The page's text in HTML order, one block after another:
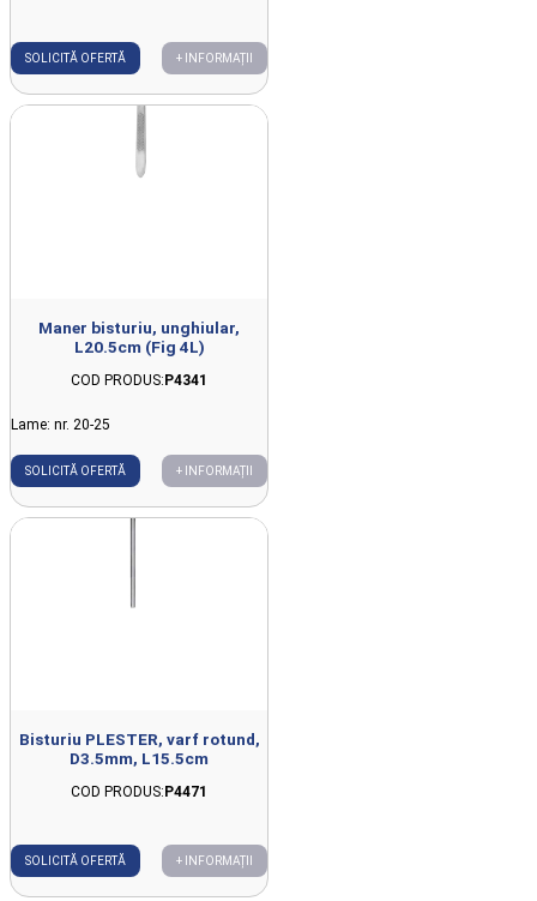
SOLICITĂ OFERTĂ + INFORMAȚII
Maner bisturiu, unghiular,
L20.5cm (Fig 4L)
COD PRODUS:P4341
Lame: nr. 20-25
SOLICITĂ OFERTĂ + INFORMAȚII
Bisturiu PLESTER, varf rotund,
D3.5mm, L15.5cm
COD PRODUS: P4471
SOLICITĂ OFERTĂ + INFORMAȚII